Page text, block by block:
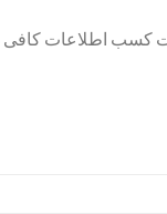
کسب اطلاعات کافی